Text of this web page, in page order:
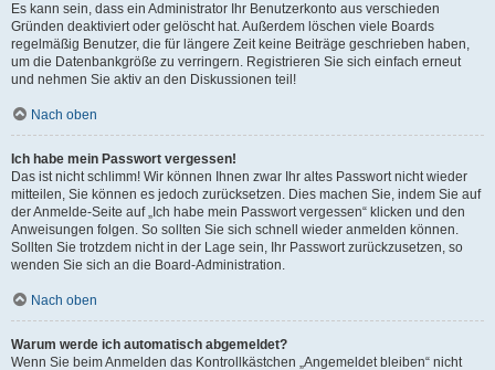
Es kann sein, dass ein Administrator Ihr Benutzerkonto aus verschieden
Gründen deaktiviert oder gelöscht hat. Außerdem löschen viele Boards
regelmäßig Benutzer, die für längere Zeit keine Beiträge geschrieben haben,
um die Datenbankgröße zu verringern. Registrieren Sie sich einfach erneut
und nehmen Sie aktiv an den Diskussionen teil!
Nach oben
Ich habe mein Passwort vergessen!
Das ist nicht schlimm! Wir können Ihnen zwar Ihr altes Passwort nicht wieder
mitteilen, Sie können es jedoch zurücksetzen. Dies machen Sie, indem Sie auf
der Anmelde-Seite auf „Ich habe mein Passwort vergessen“ klicken und den
Anweisungen folgen. So sollten Sie sich schnell wieder anmelden können.
Sollten Sie trotzdem nicht in der Lage sein, Ihr Passwort zurückzusetzen, so
wenden Sie sich an die Board-Administration.
Nach oben
Warum werde ich automatisch abgemeldet?
Wenn Sie beim Anmelden das Kontrollkästchen „Angemeldet bleiben“ nicht